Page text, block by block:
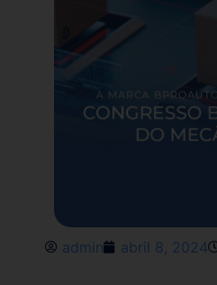
admin abril 8, 2024